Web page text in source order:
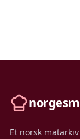
Et norsk